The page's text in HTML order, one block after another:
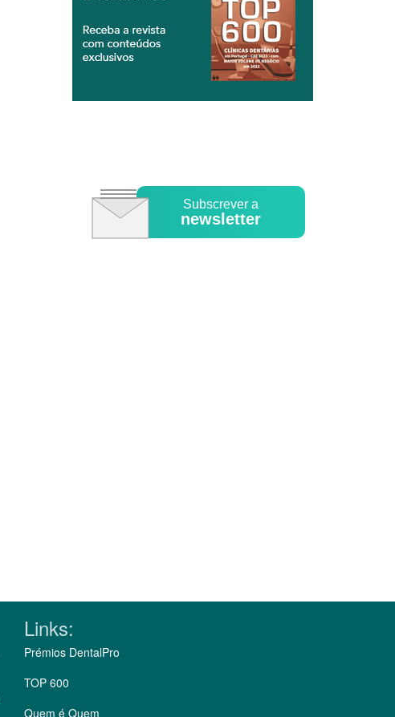
Subscrever a
newsletter
Links:
Prémios DentalPro
TOP 600
Quem é Quem